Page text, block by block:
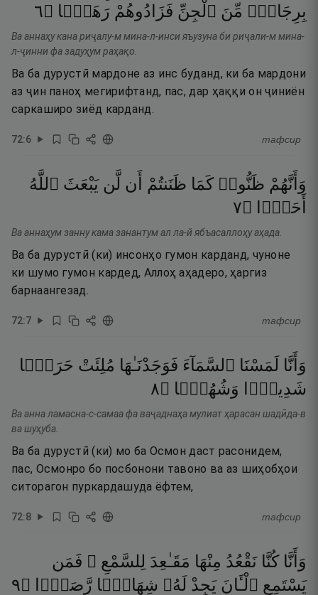
بِرِجَالٍۢ مِّنَ ٱلْجِنِّ فَزَادُوهُمْ رَهَقًۭا ۝٦
Ва аннаҳу кана риҷалу-м мина-л-инси яъузуна би риҷали-м мина-
л-ҷинни фа задуҳум раҳақо.
Ва ба дурустӣ мардоне аз инс буданд, ки ба мардони
аз ҷин паноҳ мегирифтанд, пас, дар ҳаққи он ҷиниён
саркаширо зиёд карданд.
72:6 тафсир
وَأَنَّهُمْ ظَنُّوا۟ كَمَا ظَنَنتُمْ أَن لَّن يَبْعَثَ ٱللَّهُ
أَحَدًۭا
۝٧
Ва аннаҳум занну кама занантум ал ла-й ябъасаллоҳу аҳада.
Ва ба дурустӣ (ки) инсонҳо гумон карданд, чуноне
ки шумо гумон кардед, Аллоҳ аҳадеро, ҳаргиз
барнаангезад.
72:7 тафсир
وَأَنَّا لَمَسْنَا ٱلسَّمَآءَ فَوَجَدْنَـٰهَا مُلِئَتْ حَرَسًۭا
شَدِيدًۭا
وَشُهُبًۭا ۝٨
Ва анна ламасна-с-самаа фа ваҷаднаҳа мулиат ҳарасан шадӣда-в
ва шуҳуба.
Ва ба дурустӣ (ки) мо ба Осмон даст расонидем,
пас, Осмонро бо посбонони тавоно ва аз шиҳобҳои
ситорагон пуркардашуда ёфтем,
72:8 тафсир
وَأَنَّا كُنَّا نَقْعُدُ مِنْهَا مَقَـٰعِدَ لِلسَّمْعِ ۖ فَمَن
يَسْتَمِعِ ٱلْـَٔانَ يَجِدْ لَهُۥ شِهَابًۭا رَّصَدًۭا ۝٩